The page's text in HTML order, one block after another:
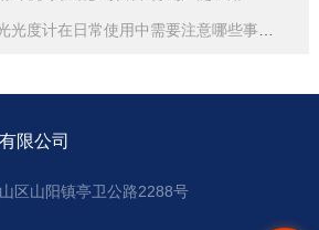
度计在日常使用中需要注意哪些事项？
限公司
区山阳镇亭卫公路2288号